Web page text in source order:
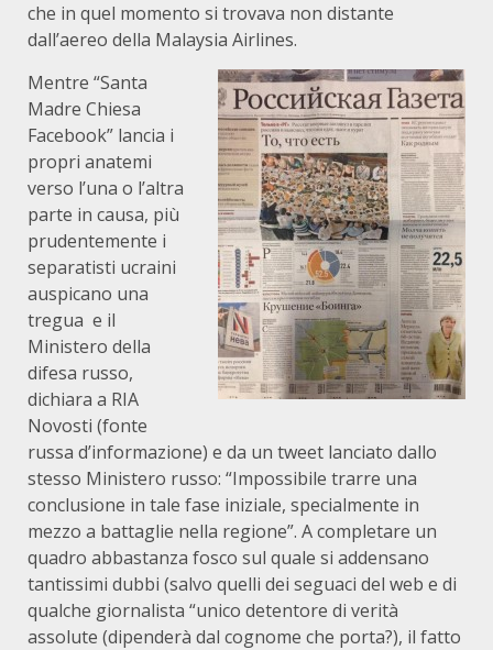
che in quel momento si trovava non distante
dall’aereo della Malaysia Airlines.
Mentre “Santa
Madre Chiesa
Facebook” lancia i
propri anatemi
verso l’una o l’altra
parte in causa, più
prudentemente i
separatisti ucraini
auspicano una
tregua e il
Ministero della
difesa russo,
dichiara a RIA
Novosti (fonte
russa d’informazione) e da un tweet lanciato dallo
stesso Ministero russo: “Impossibile trarre una
conclusione in tale fase iniziale, specialmente in
mezzo a battaglie nella regione”. A completare un
quadro abbastanza fosco sul quale si addensano
tantissimi dubbi (salvo quelli dei seguaci del web e di
qualche giornalista “unico detentore di verità
assolute (dipenderà dal cognome che porta?), il fatto